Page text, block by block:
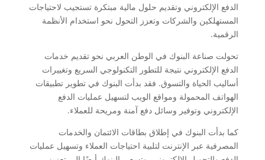
الدفع الإلكتروني وتقديم حلول مالية مبتكرة تستجيب لاحتياجات
المستهلكين والشركات وتعزز التحول نحو استخدام الأنظمة
الرقمية.
تحولت صناعة البنوك في الوطن العربي نحو تقديم خدمات
الدفع الإلكتروني نتيجة للتطور التكنولوجي السريع وتغييرات
أساليب الحياة والتسوق. فقد بدأت البنوك في تطوير تطبيقات
الهواتف المحمولة ومواقع الويب لتسهيل عمليات الدفع
الإلكتروني وتوفير وسائل دفع آمنة ومريحة للعملاء.
كما بدأت البنوك في إطلاق بطاقات الائتمان والخدمات
المصرفية عبر الإنترنت لتلبية احتياجات العملاء وتسهيل عمليات